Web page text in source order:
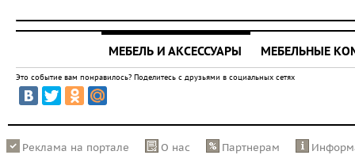
МЕБЕЛЬ И АКСЕССУАРЫ МЕБЕЛЬНЫЕ
Это событие вам понравилось? Поделитесь с друзьями в социальных сетях
Реклама на портале О нас Партнерам